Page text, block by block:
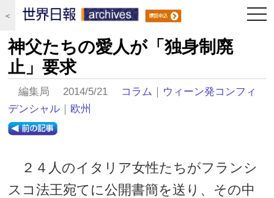
＜
神父たちの愛人が「独身制廃
止」要求
編集局 2014/5/21 コラム ｜ ウィーン発コンフィ
デンシャル ｜ 欧州
２４人のイタリア女性たちがフランシ
スコ法王宛てに公開書簡を送り、その中